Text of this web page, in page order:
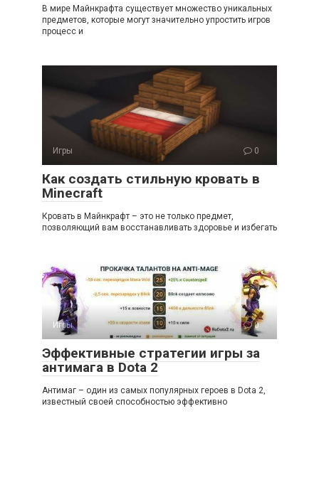
В мире Майнкрафта существует множество уникальных
предметов, которые могут значительно упростить игров
процесс и
Игры 0
Как создать стильную кровать в
Minecraft
Кровать в Майнкрафт – это не только предмет,
позволяющий вам восстанавливать здоровье и избегать
Игры 0
Эффективные стратегии игры за
антимага в Dota 2
Антимаг – один из самых популярных героев в Dota 2,
известный своей способностью эффективно